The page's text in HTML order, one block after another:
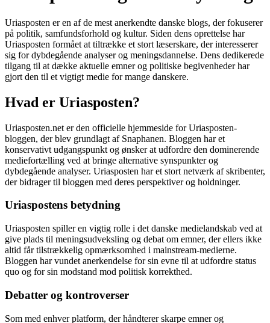
Uriasposten er en af de mest anerkendte danske blogs, der fokuserer
på politik, samfundsforhold og kultur. Siden dens oprettelse har
Uriasposten formået at tiltrække et stort læserskare, der interesserer
sig for dybdegående analyser og meningsdannelse. Dens dedikerede
tilgang til at dække aktuelle emner og politiske begivenheder har
gjort den til et vigtigt medie for mange danskere.
Hvad er Uriasposten?
Uriasposten.net er den officielle hjemmeside for Uriasposten-
bloggen, der blev grundlagt af Snaphanen. Bloggen har et
konservativt udgangspunkt og ønsker at udfordre den dominerende
mediefortælling ved at bringe alternative synspunkter og
dybdegående analyser. Uriasposten har et stort netværk af skribenter,
der bidrager til bloggen med deres perspektiver og holdninger.
Uriaspostens betydning
Uriasposten spiller en vigtig rolle i det danske medielandskab ved at
give plads til meningsudveksling og debat om emner, der ellers ikke
altid får tilstrækkelig opmærksomhed i mainstream-medierne.
Bloggen har vundet anerkendelse for sin evne til at udfordre status
quo og for sin modstand mod politisk korrekthed.
Debatter og kontroverser
Som med enhver platform, der håndterer skarpe emner og